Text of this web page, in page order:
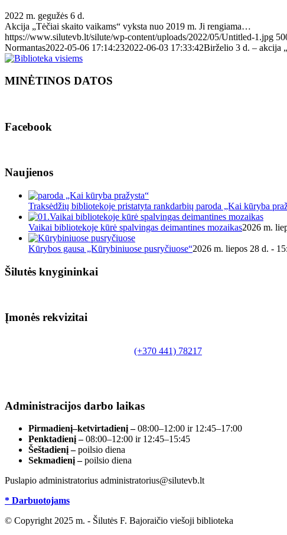
2022 m. gegužės 6 d.
Akcija „Tėčiai skaito vaikams“ vyksta nuo 2019 m. Ji rengiama…
https://www.silutevb.lt/silute/wp-content/uploads/2022/05/Untitled-1.jpg
Normantas2022-05-06 17:14:232022-06-03 17:33:42Birželio 3 d. – akcija
MINĖTINOS DATOS
Facebook
Naujienos
Traksėdžių bibliotekoje pristatyta rankdarbių paroda „Kai kūryba
Vaikai bibliotekoje kūrė spalvingas deimantines mozaikas2026 m.
Kūrybos gausa „Kūrybiniuose pusryčiuose“2026 m. liepos 28 d. -
Šilutės knygininkai
Įmonės rekvizitai
(+370 441) 78217
Administracijos darbo laikas
Pirmadienį–ketvirtadienį –08:00–12:00 ir 12:45–17:00
Penktadienį –08:00–12:00 ir 12:45–15:45
Šeštadienį –poilsio diena
Sekmadienį –poilsio diena
Puslapio administratorius administratorius@silutevb.lt
* Darbuotojams
© Copyright 2025 m. - Šilutės F. Bajoraičio viešoji biblioteka